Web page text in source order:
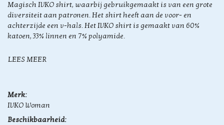
Magisch IVKO shirt, waarbij gebruikgemaakt is van een grote
diversiteit aan patronen. Het shirt heeft aan de voor- en
achterzijde een v-hals. Het IVKO shirt is gemaakt van 60%
katoen, 33% linnen en 7% polyamide.
LEES MEER
Merk:
IVKO Woman
Beschikbaarheid: